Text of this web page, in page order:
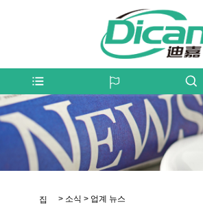
집 > 소식 > 업계 뉴스